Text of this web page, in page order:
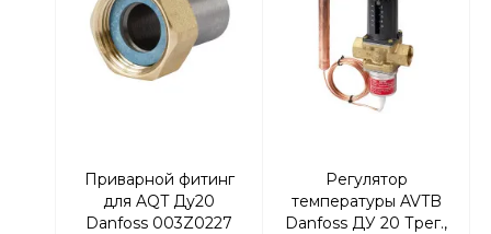
Приварной фитинг
для AQT Ду20
Danfoss 003Z0227
Регулятор
температуры AVTB
Danfoss ДУ 20 Трег.,